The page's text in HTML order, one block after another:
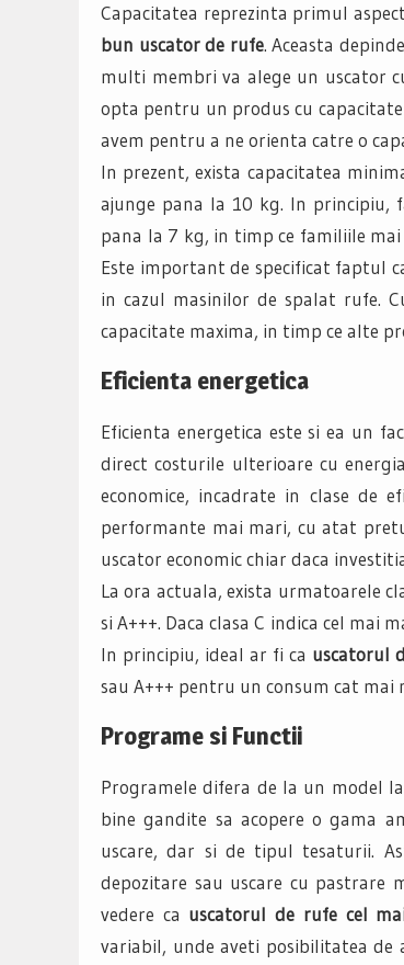
Capacitatea reprezinta primul
bun uscator de rufe. Aceasta
multi membri va alege un uscator
opta pentru un produs cu
avem pentru a ne orienta catre o
In prezent, exista capacitatea
ajunge pana la 10 kg. In principiu,
pana la 7 kg, in timp ce familiile
Este important de specificat faptul
in cazul masinilor de spalat rufe.
capacitate maxima, in timp ce alte
Eficienta energetica
Eficienta energetica este si ea un
direct costurile ulterioare cu
economice, incadrate in clase de
performante mai mari, cu atat
uscator economic chiar daca
La ora actuala, exista urmatoarele
si A+++. Daca clasa C indica cel mai
In principiu, ideal ar fi ca uscatorul
sau A+++ pentru un consum cat mai
Programe si Functii
Programele difera de la un model
bine gandite sa acopere o gama
uscare, dar si de tipul tesaturii.
depozitare sau uscare cu
vedere ca uscatorul de rufe cel
variabil, unde aveti posibilitatea